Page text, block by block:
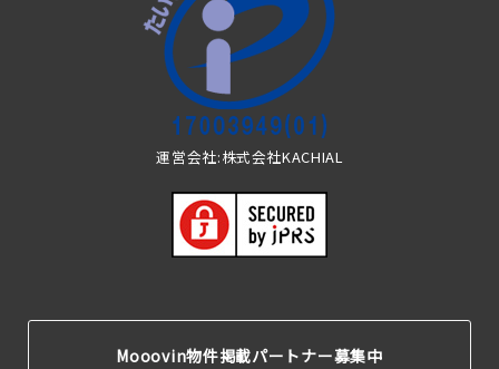
運営会社:株式会社KACHIAL
Mooovin物件掲載パートナー募集中